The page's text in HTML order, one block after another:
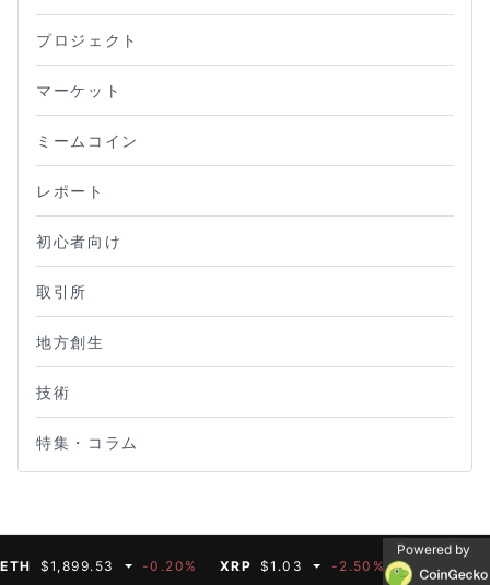
プロジェクト
マーケット
ミームコイン
レポート
初心者向け
取引所
地方創生
技術
特集・コラム
$1,899.53 -0.20% XRP $1.03 -2.50% BNB $591.35
Powered by